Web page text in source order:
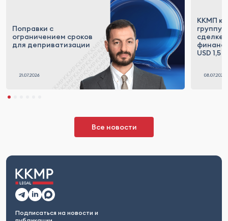
Поправки с
ограничением сроков
для деприватизации
ККМП
группу
сделке
USD 1,5
Все новости
Подписаться на новости и